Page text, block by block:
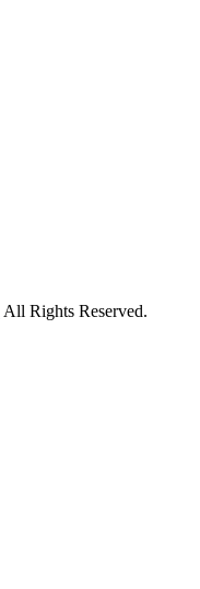
All Rights Reserved.